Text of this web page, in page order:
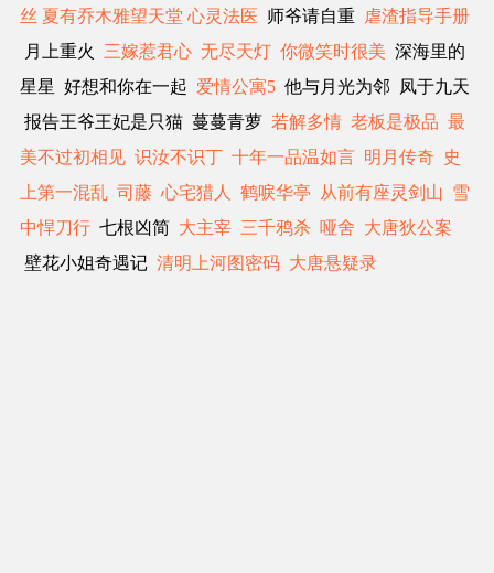
丝 夏有乔木雅望天堂 心灵法医 师爷请自重 虐渣指导手册
月上重火 三嫁惹君心 无尽天灯 你微笑时很美 深海里的
星星 好想和你在一起 爱情公寓5 他与月光为邻 凤于九天
报告王爷王妃是只猫 蔓蔓青萝 若解多情 老板是极品 最
美不过初相见 识汝不识丁 十年一品温如言 明月传奇 史
上第一混乱 司藤 心宅猎人 鹤唳华亭 从前有座灵剑山 雪
中悍刀行 七根凶简 大主宰 三千鸦杀 哑舍 大唐狄公案
壁花小姐奇遇记 清明上河图密码 大唐悬疑录